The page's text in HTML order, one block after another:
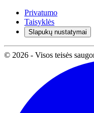
Privatumo
Taisyklės
Slapukų nustatymai
© 2026 - Visos teisės